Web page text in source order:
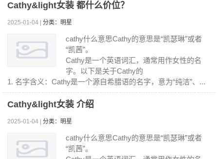
Cathy&light女装 都什么价位？
2025-01-04 | 分类：明星
cathy什么意思Cathy的意思是“凯瑟琳”或者
“凯茜”。
Cathy是一个英语词汇，通常用作女性的名
字。以下是关于Cathy的
1. 名字含义：Cathy是一个源自希腊语的名字，意为“纯洁”、...
Cathy&light女装 介绍
2025-01-04 | 分类：明星
cathy什么意思Cathy的意思是“凯瑟琳”或者
“凯茜”。